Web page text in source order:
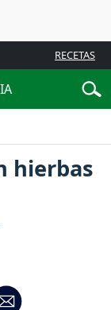
RECETAS
hierbas